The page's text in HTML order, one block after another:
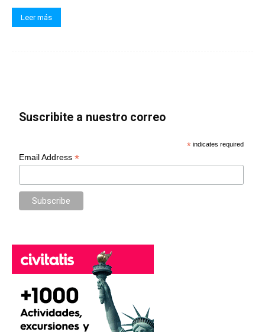
Leer más
Suscribite a nuestro correo
* indicates required
Email Address*